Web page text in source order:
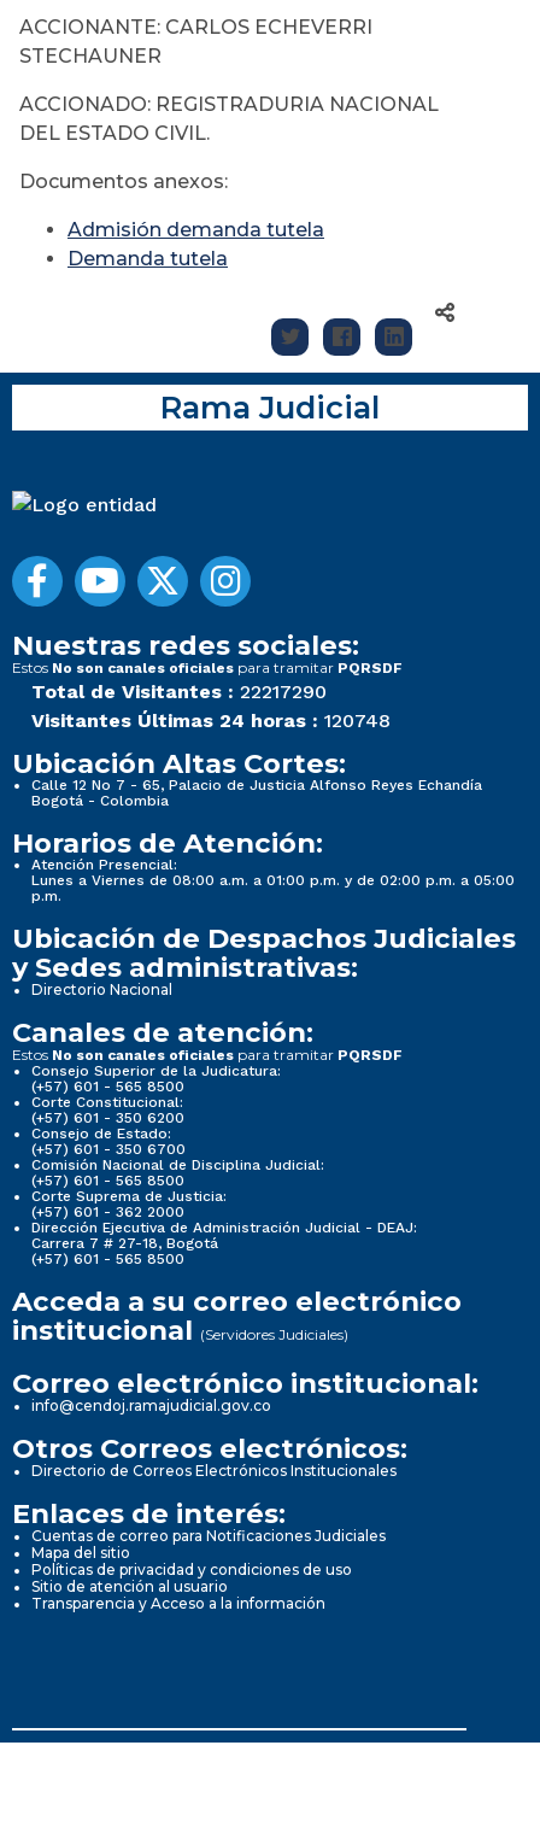
ACCIONANTE: CARLOS ECHEVERRI
STECHAUNER
ACCIONADO: REGISTRADURIA NACIONAL
DEL ESTADO CIVIL.
Documentos anexos:
Admisión demanda tutela
Demanda tutela
Rama Judicial
Nuestras redes sociales:
Estos No son canales oficiales para tramitar PQRSDF
Total de Visitantes : 22217290
Visitantes Últimas 24 horas : 120748
Ubicación Altas Cortes:
Calle 12 No 7 - 65, Palacio de Justicia Alfonso Reyes Echandía
Bogotá - Colombia
Horarios de Atención:
Atención Presencial:
Lunes a Viernes de 08:00 a.m. a 01:00 p.m. y de 02:00 p.m. a 05:00
p.m.
Ubicación de Despachos Judiciales
y Sedes administrativas:
Directorio Nacional
Canales de atención:
Estos No son canales oficiales para tramitar PQRSDF
Consejo Superior de la Judicatura:
(+57) 601 - 565 8500
Corte Constitucional:
(+57) 601 - 350 6200
Consejo de Estado:
(+57) 601 - 350 6700
Comisión Nacional de Disciplina Judicial:
(+57) 601 - 565 8500
Corte Suprema de Justicia:
(+57) 601 - 362 2000
Dirección Ejecutiva de Administración Judicial - DEAJ:
Carrera 7 # 27-18, Bogotá
(+57) 601 - 565 8500
Acceda a su correo electrónico
institucional (Servidores Judiciales)
Correo electrónico institucional:
info@cendoj.ramajudicial.gov.co
Otros Correos electrónicos:
Directorio de Correos Electrónicos Institucionales
Enlaces de interés:
Cuentas de correo para Notificaciones Judiciales
Mapa del sitio
Políticas de privacidad y condiciones de uso
Sitio de atención al usuario
Transparencia y Acceso a la información